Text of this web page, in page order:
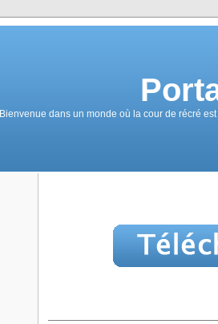
Bienvenue dans un monde où la cour de récré